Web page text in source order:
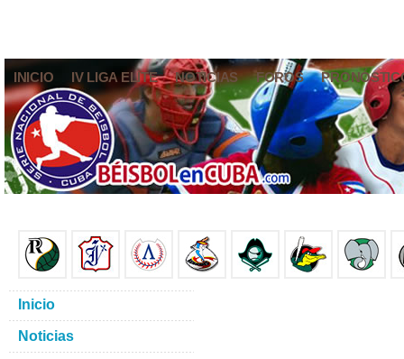
INICIO IV LIGA ELITE NOTICIAS FOROS
Inicio
Noticias